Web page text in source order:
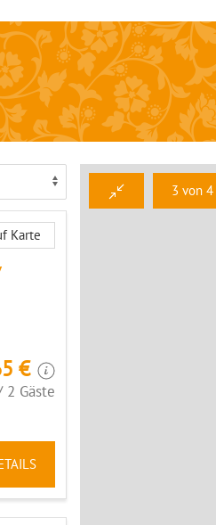
Karte
€
2 Gäste
3 von 4